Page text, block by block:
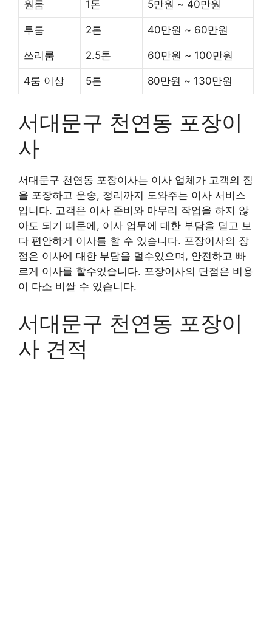
원룸 1톤 5만원 ~ 40만원
투룸 2톤 40만원 ~ 60만원
쓰리룸 2.5톤 60만원 ~ 100만원
4룸 이상 5톤 80만원 ~ 130만원
서대문구 천연동 포장이
사
서대문구 천연동 포장이사는 이사 업체가 고객의 짐
을 포장하고 운송, 정리까지 도와주는 이사 서비스
입니다. 고객은 이사 준비와 마무리 작업을 하지 않
아도 되기 때문에, 이사 업무에 대한 부담을 덜고 보
다 편안하게 이사를 할 수 있습니다. 포장이사의 장
점은 이사에 대한 부담을 덜수있으며, 안전하고 빠
르게 이사를 할수있습니다. 포장이사의 단점은 비용
이 다소 비쌀 수 있습니다.
서대문구 천연동 포장이
사 견적